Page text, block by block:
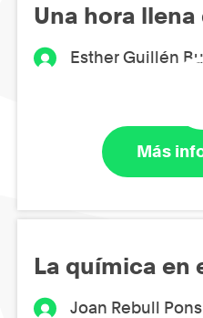
Una hora
Esther Guillén
Más
La química en
Joan Rebull Pons